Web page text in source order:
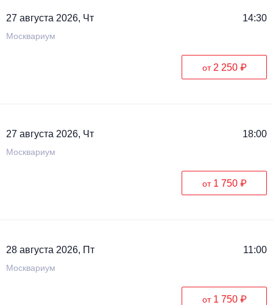
27 августа 2026, Чт 14:30
Москвариум
от 2 250 ₽
27 августа 2026, Чт 18:00
Москвариум
от 1 750 ₽
28 августа 2026, Пт 11:00
Москвариум
от 1 750 ₽